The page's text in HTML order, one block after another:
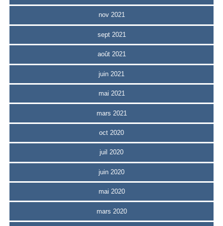
nov 2021
sept 2021
août 2021
juin 2021
mai 2021
mars 2021
oct 2020
juil 2020
juin 2020
mai 2020
mars 2020